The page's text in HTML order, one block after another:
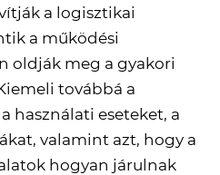
a logisztikai
a működési
oldják meg a gyakori
továbbá a
használati eseteket, a
valamint azt, hogy a
hogyan járulnak